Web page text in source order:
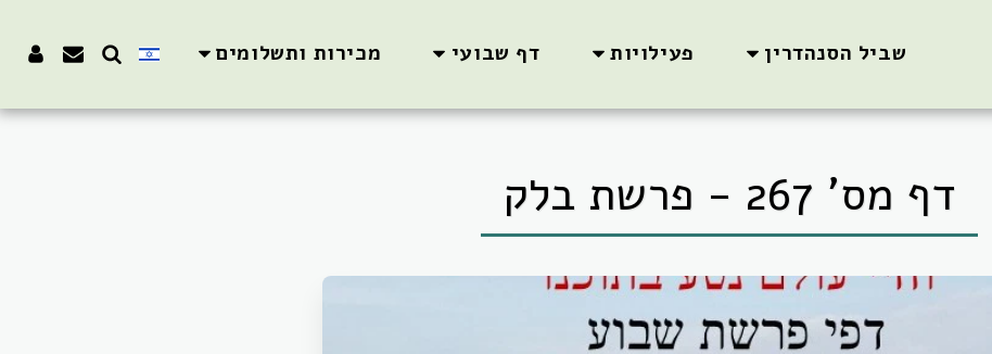
שביל הסנהדרין פעילויות דף שבועי מכירות ותשלומים
דף מס' 267 - פרשת בלק